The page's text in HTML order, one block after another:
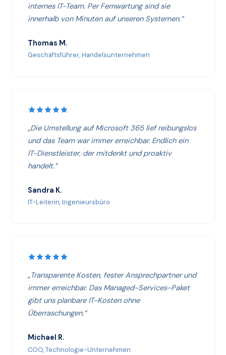
internes IT-Team. Per Fernwartung sind sie
innerhalb von Minuten auf unseren Systemen.“
Thomas M.
Geschäftsführer, Handelsunternehmen
„Die Umstellung auf Microsoft 365 lief reibungslos
und das Team war immer erreichbar. Endlich ein
IT-Dienstleister, der mitdenkt und proaktiv
handelt.“
Sandra K.
IT-Leiterin, Ingenieursbüro
„Transparente Kosten, fester Ansprechpartner und
immer erreichbar. Das Managed-Services-Paket
gibt uns planbare IT-Kosten ohne
Überraschungen.“
Michael R.
COO, Technologie-Unternehmen